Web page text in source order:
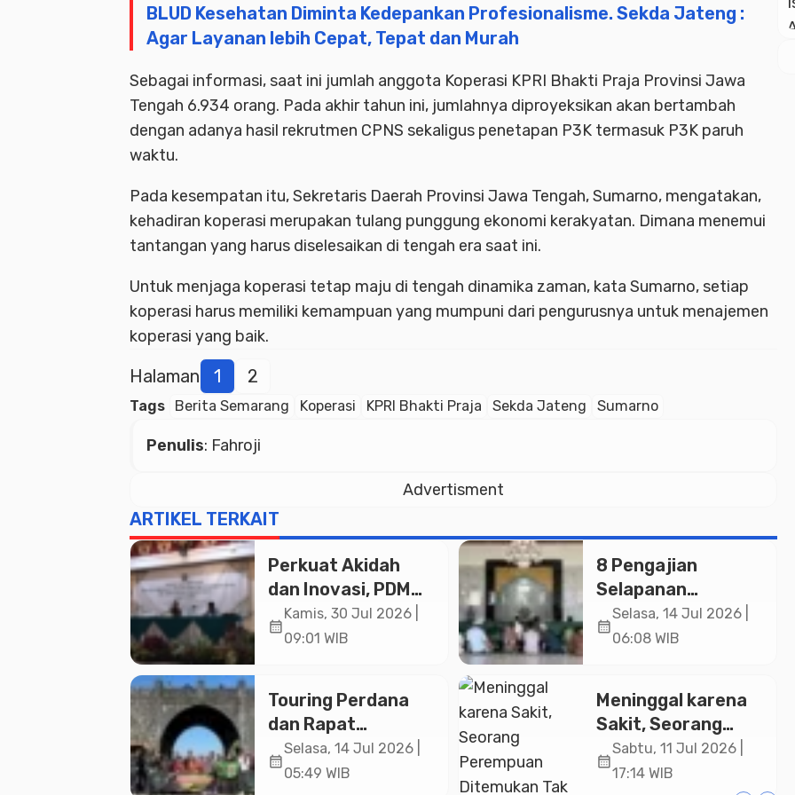
BLUD Kesehatan Diminta Kedepankan Profesionalisme. Sekda Jateng :
Agar Layanan lebih Cepat, Tepat dan Murah
Sebagai informasi, saat ini jumlah anggota Koperasi KPRI Bhakti Praja Provinsi Jawa
Tengah 6.934 orang. Pada akhir tahun ini, jumlahnya diproyeksikan akan bertambah
dengan adanya hasil rekrutmen CPNS sekaligus penetapan P3K termasuk P3K paruh
waktu.
Pada kesempatan itu, Sekretaris Daerah Provinsi Jawa Tengah, Sumarno, mengatakan,
kehadiran koperasi merupakan tulang punggung ekonomi kerakyatan. Dimana menemui
tantangan yang harus diselesaikan di tengah era saat ini.
Untuk menjaga koperasi tetap maju di tengah dinamika zaman, kata Sumarno, setiap
koperasi harus memiliki kemampuan yang mumpuni dari pengurusnya untuk menajemen
koperasi yang baik.
Halaman 1 2
Tags Berita Semarang Koperasi KPRI Bhakti Praja Sekda Jateng Sumarno
Penulis: Fahroji
Advertisment
ARTIKEL TERKAIT
Perkuat Akidah
dan Inovasi, PDM
Banyumas
Mandatkan
Jadi Pilihan Utama
Umat
calendar_month
Kamis, 30 Jul 2026 |
09:01 WIB
8 Pengajian
Selapanan
Serentak dan
peresmian 3 Masjid
calendar_month
Selasa, 14 Jul 2026 |
06:08 WIB
Touring Perdana
dan Rapat
Pembentukan
BikersMu Chapter
calendar_month
Selasa, 14 Jul 2026 |
05:49 WIB
Meninggal karena
Sakit, Seorang
Perempuan
Ditemukan Tak
calendar_month
Sabtu, 11 Jul 2026 |
17:14 WIB